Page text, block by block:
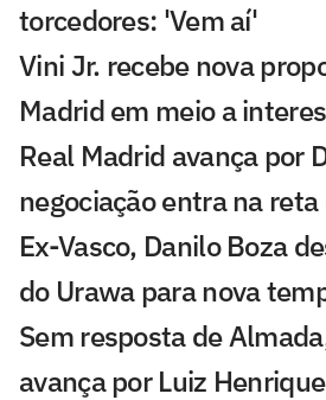
torcedores: 'Vem aí'
Vini Jr. recebe nova
Madrid em meio a
Real Madrid avança por
negociação entra na
Ex-Vasco, Danilo Boza
do Urawa para nova
Sem resposta de
avança por Luiz